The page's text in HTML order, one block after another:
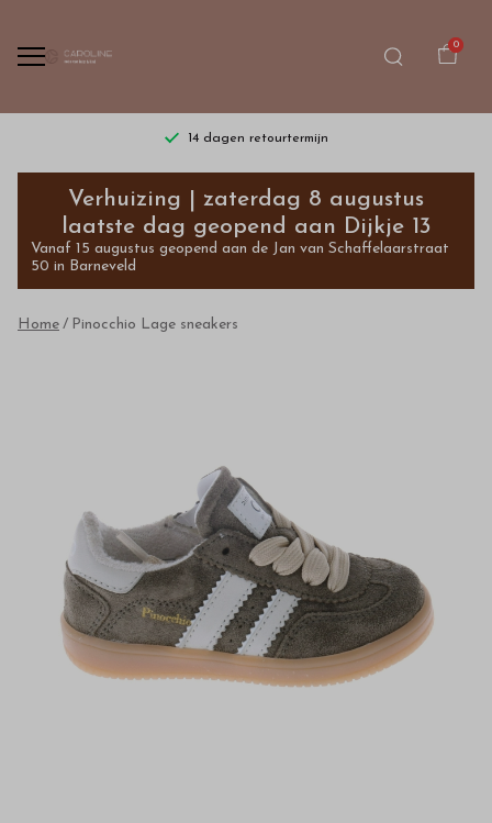
0
14 dagen retourtermijn
Pinocchio
Lage
sneakers
hoge
kwaliteit
onze
webshop
Verhuizing | zaterdag 8 augustus
laatste dag geopend aan Dijkje 13
Vanaf 15 augustus geopend aan de Jan van Schaffelaarstraat
50 in Barneveld
Home Pinocchio Lage sneakers